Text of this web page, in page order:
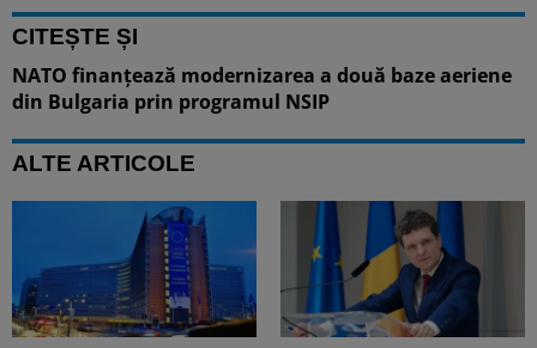
CITEȘTE ȘI
NATO finanțează modernizarea a două baze aeriene
din Bulgaria prin programul NSIP
ALTE ARTICOLE